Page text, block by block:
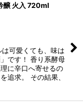
醸 火入 720ml
可愛くても、味は
です！ 香り系酵母
に辛口へ寄せるの
追求。 その結果、